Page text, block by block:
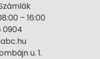
– 16:00
0904
u. 1.